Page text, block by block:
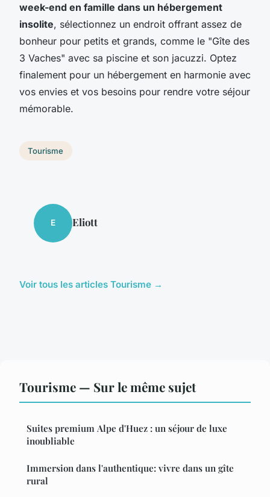
week-end en famille dans un hébergement
insolite, sélectionnez un endroit offrant assez de
bonheur pour petits et grands, comme le "Gîte des
3 Vaches" avec sa piscine et son jacuzzi. Optez
finalement pour un hébergement en harmonie avec
vos envies et vos besoins pour rendre votre séjour
mémorable.
Tourisme
E Eliott
Voir tous les articles Tourisme →
Tourisme — Sur le même sujet
Suites premium Alpe d'Huez : un séjour de luxe
inoubliable
Immersion dans l'authentique: vivre dans un gîte
rural